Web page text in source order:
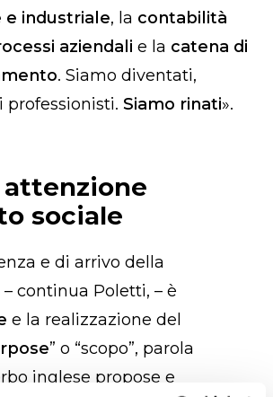
e industriale, la contabilità
aziendali e la catena di
. Siamo diventati,
professionisti. Siamo rinati».
attenzione
sociale
e di arrivo della
continua Poletti, – è
e la realizzazione del
” o “scopo”, parola
inglese propose e